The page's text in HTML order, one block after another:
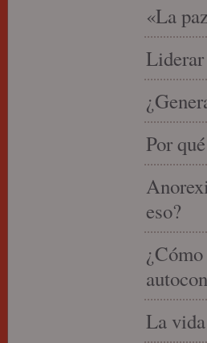
«La
Liderar
Por
eso?
La